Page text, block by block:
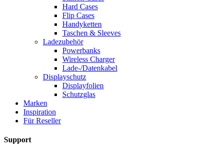
Hard Cases
Flip Cases
Handyketten
Taschen & Sleeves
Ladezubehör
Powerbanks
Wireless Charger
Lade-/Datenkabel
Displayschutz
Displayfolien
Schutzglas
Marken
Inspiration
Für Reseller
Support